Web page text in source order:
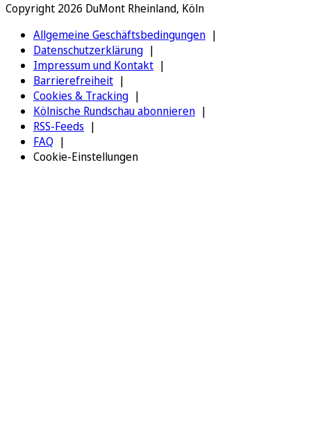
Copyright 2026 DuMont Rheinland, Köln
Allgemeine Geschäftsbedingungen
Datenschutzerklärung
Impressum und Kontakt
Barrierefreiheit
Cookies & Tracking
Kölnische Rundschau abonnieren
RSS-Feeds
FAQ
Cookie-Einstellungen